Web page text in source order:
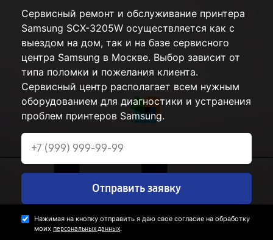
Сервисный ремонт и обслуживание принтера
Samsung SCX-3205W осуществляется как с
выездом на дом, так и на базе сервисного
центра Samsung в Москве. Выбор зависит от
типа поломки и пожелания клиента.
Сервисный центр располагает всем нужным
оборудованием для диагностики и устранения
проблем принтеров Samsung.
Отправить заявку
Нажимая на кнопку отправить я даю свое согласие на обработку
моих персональных данных.